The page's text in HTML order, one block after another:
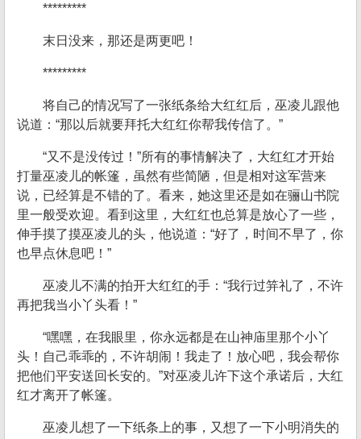
*********
末日没来，那还是两更吧！
*********
将自己的情况写了一张纸条给大红红后，巫凌儿跟他
说道：“那以后就要拜托大红红你帮我传信了。”
“又不是没传过！”所有的事情解决了，大红红才开始
打量巫凌儿的帐篷，虽然有些简陋，但是相对这军营来
说，已经算是不错的了。看来，她这里还是如在骊山书院
里一般受欢迎。看到这里，大红红也总算是放心了一些，
伸手摸了摸巫凌儿的头，他说道：“好了，时间不早了，你
也早点休息吧！”
巫凌儿不满的拍开大红红的手：“我行过笄礼了，不许
再把我当小丫头看！”
“嘿嘿，在我眼里，你永远都是在山神庙里那个小丫
头！自己乖乖的，不许胡闹！我走了！放心吧，我会帮你
把他们平安送回长安的。”对巫凌儿许下这个承诺后，大红
红才离开了帐篷。
巫凌儿想了一下纸条上的事，又想了一下小明消失的